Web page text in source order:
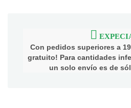
Con pedidos superiores a
gratuito! Para cantidades
un solo envío es de